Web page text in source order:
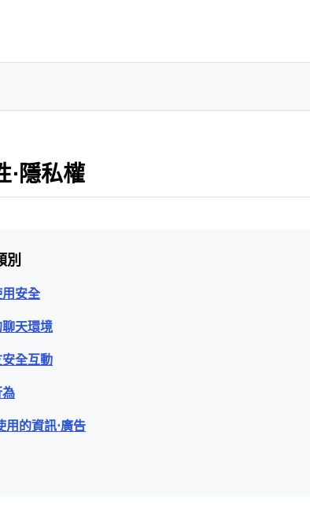
⋅隱私權
別
安全
天環境
全互動
用的資訊⋅廣告